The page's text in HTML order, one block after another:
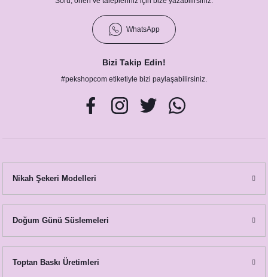
WhatsApp
Bizi Takip Edin!
#pekshopcom etiketiyle bizi paylaşabilirsiniz.
Nikah Şekeri Modelleri
Doğum Günü Süslemeleri
Toptan Baskı Üretimleri